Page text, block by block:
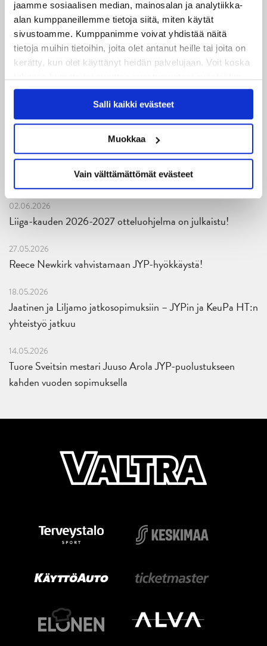
jaamme sosiaalisen median, mainosalan ja analytiikka-
alan kumppaneillemme tietoja siitä, miten käytät
sivustoamme. Kumppanimme voivat yhdistää näitä
tietoja muihin tietoihin, joita olet antanut heille tai joita on
kerätty, kun olet käyttänyt heidän palvelujaan. Voit koska
käytöstäEvästeet-sivultamme.
Salli kaikki evästeet
Muokkaa
Vain välttämättömät evästeet
Joukkueen yhteisharjoitukset ovat alkaneet – ensimmäinen
mittari luvassa jo heti viikonloppuna Tampere Cupissa!
29.07.2026
JYPin harjoitusottelut tulevalle 2026-2027 kaudelle on
julkaistu!
27.07.2026
Ruotsalaishyökkääjä Arvid Costmar JYPiin
25.06.2026
JYP ja Secto Rally Finland yhteistyöhön
02.06.2026
Liiga-kauden 2026-2027 otteluohjelma on julkaistu!
27.05.2026
Reece Newkirk vahvistamaan JYP-hyökkäystä!
18.05.2026
Jaatinen ja Liljamo jatkosopimuksiin – JYPin ja KeuPa HT:n
yhteistyö jatkuu
14.05.2026
Tuore Sveitsin mestari Juuso Arola JYP-puolustukseen
kahden vuoden sopimuksella